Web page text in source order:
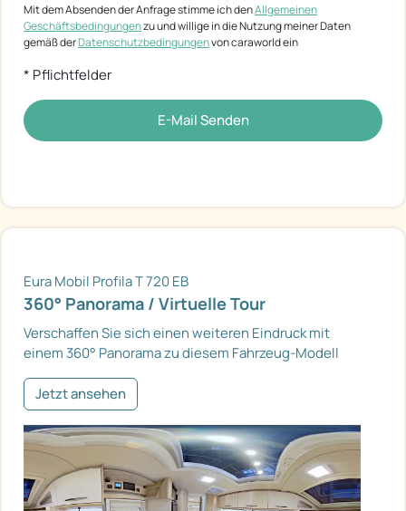
Mit dem Absenden der Anfrage stimme ich denAllgemeinen
Geschäftsbedingungenzu und willige in die Nutzung meiner Daten
gemäß derDatenschutzbedingungenvon caraworld ein
* Pflichtfelder
E-Mail Senden
Eura Mobil Profila T 720 EB
360° Panorama / Virtuelle Tour
Verschaffen Sie sich einen weiteren Eindruck mit
einem 360° Panorama zu diesem Fahrzeug-Modell
Jetzt ansehen